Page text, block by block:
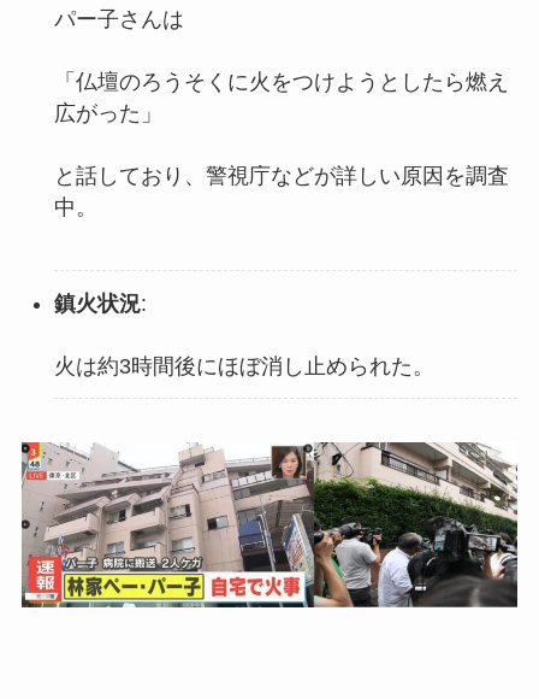
パー子さんは
「仏壇のろうそくに火をつけようとしたら燃え
広がった」
と話しており、警視庁などが詳しい原因を調査
中。
鎮火状況:
火は約3時間後にほぼ消し止められた。